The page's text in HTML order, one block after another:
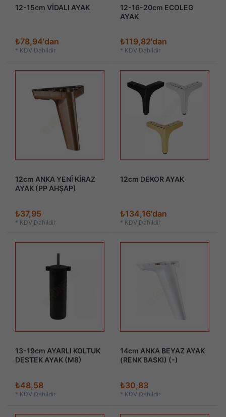
12-15cm VİDALI AYAK
₺78,94'dan
* KDV Dahildir
12-16-20cm ECOLEG
AYAK
₺119,82'dan
* KDV Dahildir
12cm ANKA YENİ KİRAZ
AYAK (PP AHŞAP)
₺37,95
* KDV Dahildir
12cm DEKOR AYAK
₺134,16'dan
* KDV Dahildir
13-19cm AYARLI KOLTUK
DESTEK AYAK (M8)
₺48,58
* KDV Dahildir
14cm ANKA BEYAZ AYAK
(RENK BASKI) (-)
₺30,83
* KDV Dahildir